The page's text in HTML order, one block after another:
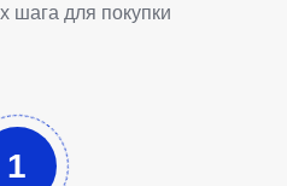
шага для покупки
1